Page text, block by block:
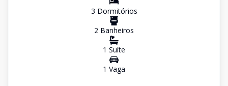
3 Dormitórios
2 Banheiros
1 Suíte
1 Vaga